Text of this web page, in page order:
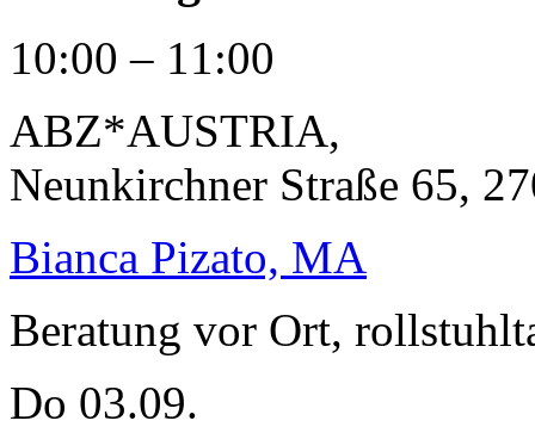
10:00 – 11:00
ABZ*AUSTRIA,
Neunkirchner Straße 65,
Bianca Pizato, MA
Beratung vor Ort,
Do 03.09.